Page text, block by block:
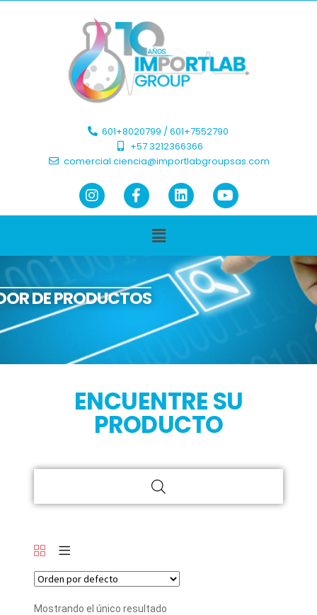
601+8020799 / 601+7552790 ​
+57 3212366366​
comercial.ciencia@importlabgroupsas.com
DE PRODUCTOS
ENCUENTRE SU
PRODUCTO
Mostrando el único resultado